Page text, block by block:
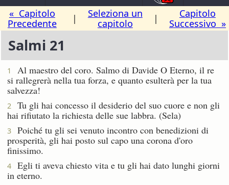
« Capitolo
Precedente
|
Seleziona un
capitolo
|
Capitolo
Successivo »
Salmi 21
1 Al maestro del coro. Salmo di Davide O Eterno, il re
si rallegrerà nella tua forza, e quanto esulterà per la tua
salvezza!
2
Tu gli hai concesso il desiderio del suo cuore e non gli
hai rifiutato la richiesta delle sue labbra. (Sela)
3
Poiché tu gli sei venuto incontro con benedizioni di
prosperità, gli hai posto sul capo una corona d'oro
finissimo.
4
Egli ti aveva chiesto vita e tu gli hai dato lunghi giorni
in eterno.